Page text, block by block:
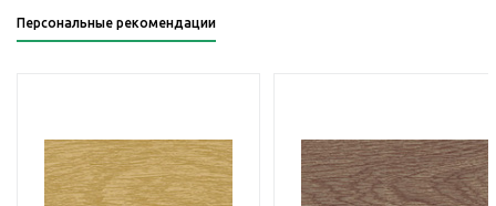
Персональные рекомендации